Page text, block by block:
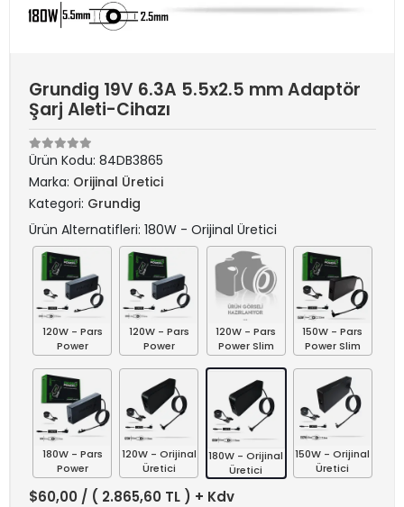
Grundig 19V 6.3A 5.5x2.5 mm Adaptör
Şarj Aleti-Cihazı
Ürün Kodu: 84DB3865
Marka: Orijinal Üretici
Kategori: Grundig
Ürün Alternatifleri: 180W - Orijinal Üretici
120W - Pars
Power
120W - Pars
Power
120W - Pars
Power Slim
150W - Pars
Power Slim
180W - Pars
Power
120W - Orijinal
Üretici
180W - Orijinal
Üretici
150W - Orijinal
Üretici
$60,00 / ( 2.865,60 TL ) + Kdv